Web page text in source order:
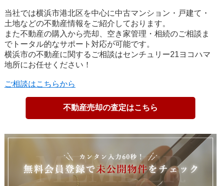
当社では横浜市港北区を中心に中古マンション・戸建て・
土地などの不動産情報をご紹介しております。
また不動産の購入から売却、空き家管理・相続のご相談ま
でトータル的なサポート対応が可能です。
横浜市の不動産に関するご相談はセンチュリー21ヨコハマ
地所にお任せください！
ご相談はこちらから
不動産売却の査定はこちら